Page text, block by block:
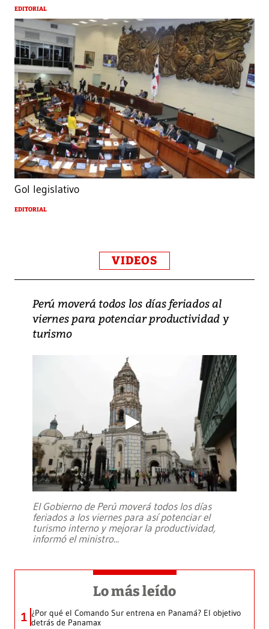
EDITORIAL
Gol legislativo
EDITORIAL
VIDEOS
Perú moverá todos los días feriados al
viernes para potenciar productividad y
turismo
El Gobierno de Perú moverá todos los días
feriados a los viernes para así potenciar el
turismo interno y mejorar la productividad,
informó el ministro...
Lo más leído
1 ¿Por qué el Comando Sur entrena en Panamá? El objetivo
detrás de Panamax